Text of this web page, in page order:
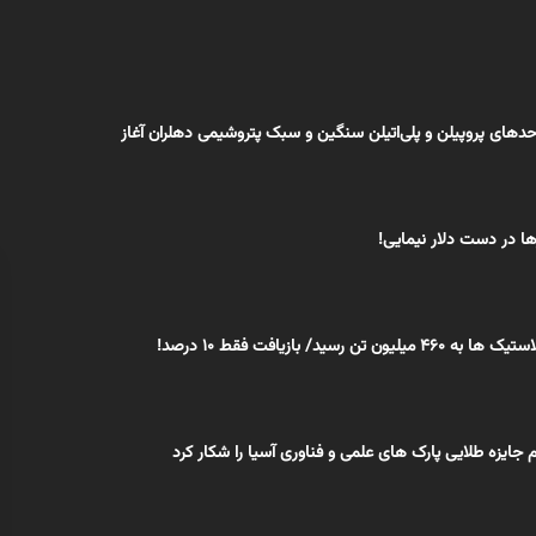
پروپیلن و پلی‌اتیلن سنگین و سبک پتروشیمی دهلران آغاز
در دست دلار نیمایی!
رسید/ بازیافت فقط 10 درصد!
جایزه طلایی پارک های علمی و فناوری آسیا را شکار کرد